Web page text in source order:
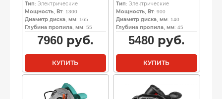
Тип: Электрические
Мощность, Вт: 1300
Диаметр диска, мм: 165
Глубина пропила, мм: 55
7960руб.
КУПИТЬ
Тип: Электрические
Мощность, Вт: 900
Диаметр диска, мм: 140
Глубина пропила, мм: 45
5480руб.
КУПИТЬ